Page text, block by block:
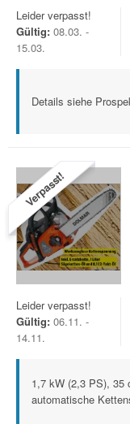
Leider verpasst!
Gültig: 08.03. -
15.03.
Details siehe
Verpasst!
Leider verpasst!
Gültig: 06.11. -
14.11.
1,7 kW (2,3 PS), 35
automatische